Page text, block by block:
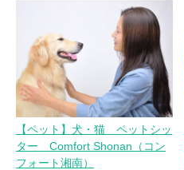
ン
【ペット】犬・猫 ペットシッ
ター Comfort Shonan（コン
フォート湘南）